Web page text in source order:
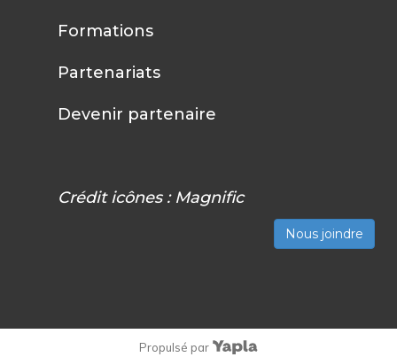
Formations
Partenariats
Devenir partenaire
Crédit icônes : Magnific
Nous joindre
Propulsé par